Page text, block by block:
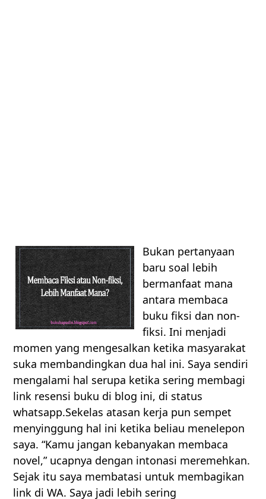
Bukan pertanyaan
baru soal lebih
bermanfaat mana
antara membaca
buku fiksi dan non-
fiksi. Ini menjadi
momen yang mengesalkan ketika masyarakat
suka membandingkan dua hal ini. Saya sendiri
mengalami hal serupa ketika sering membagi
link resensi buku di blog ini, di status
whatsapp.Sekelas atasan kerja pun sempet
menyinggung hal ini ketika beliau menelepon
saya. “Kamu jangan kebanyakan membaca
novel,” ucapnya dengan intonasi meremehkan.
Sejak itu saya membatasi untuk membagikan
link di WA. Saya jadi lebih sering